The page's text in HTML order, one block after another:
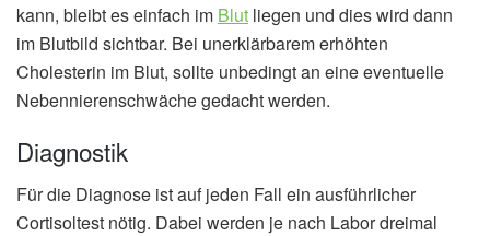
kann, bleibt es einfach im Blut liegen und dies wird dann
im Blutbild sichtbar. Bei unerklärbarem erhöhten
Cholesterin im Blut, sollte unbedingt an eine eventuelle
Nebennierenschwäche gedacht werden.
Diagnostik
Für die Diagnose ist auf jeden Fall ein ausführlicher
Cortisoltest nötig. Dabei werden je nach Labor dreimal